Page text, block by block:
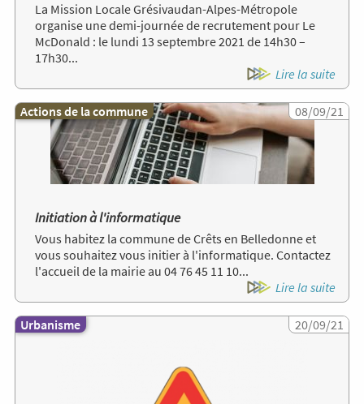
La Mission Locale Grésivaudan-Alpes-Métropole
organise une demi-journée de recrutement pour Le
McDonald : le lundi 13 septembre 2021 de 14h30 –
17h30...
Lire la suite
Image
Actions de la commune
Initiation à l'informatique
08/09/21
Vous habitez la commune de Crêts en Belledonne et
vous souhaitez vous initier à l'informatique. Contactez
l'accueil de la mairie au 04 76 45 11 10...
Lire la suite
Urbanisme 20/09/21